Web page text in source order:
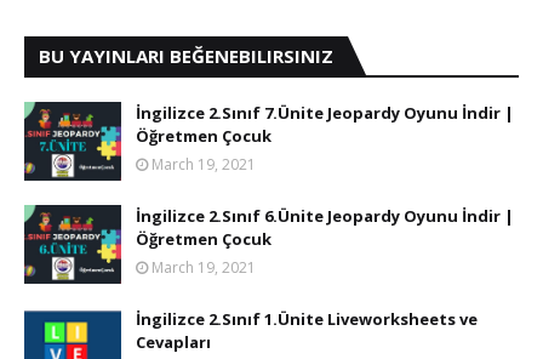
BU YAYINLARI BEĞENEBILIRSINIZ
İngilizce 2.Sınıf 7.Ünite Jeopardy Oyunu İndir |
Öğretmen Çocuk
March 19, 2021
İngilizce 2.Sınıf 6.Ünite Jeopardy Oyunu İndir |
Öğretmen Çocuk
March 19, 2021
İngilizce 2.Sınıf 1.Ünite Liveworksheets ve
Cevapları